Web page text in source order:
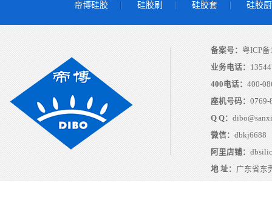
帝博硅胶 硅胶刷 硅胶套 硅胶
备案号： 粤ICP
业务电话：
400电话： 400-
座机号码：0769-
Q Q：
微信：dbkj6688
阿里店铺：
地 址： 广东省东